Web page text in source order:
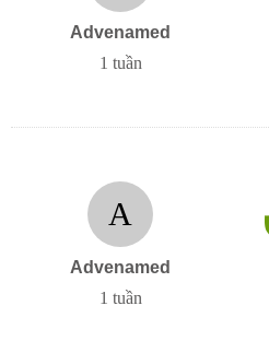
Advenamed
1 tuần
A
Advenamed
1 tuần